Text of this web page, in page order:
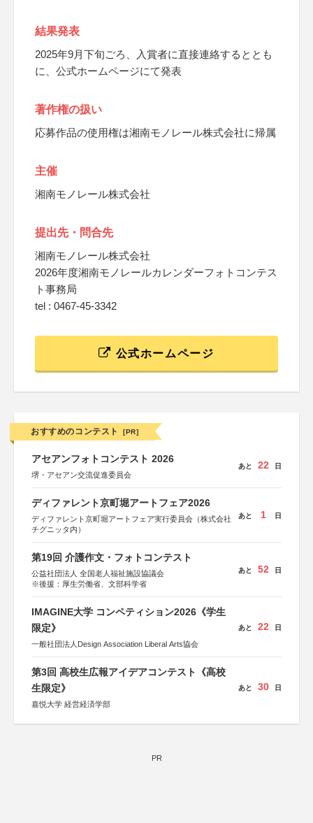
結果発表
2025年9月下旬ごろ、入賞者に直接連絡するととも
に、公式ホームページにて発表
著作権の扱い
応募作品の使用権は湘南モノレール株式会社に帰属
主催
湘南モノレール株式会社
提出先・問合先
湘南モノレール株式会社
2026年度湘南モノレールカレンダーフォトコンテス
ト事務局
tel : 0467-45-3342
公式ホームページ
おすすめのコンテスト [PR]
アセアンフォトコンテスト 2026
堺・アセアン交流促進委員会
あと 22 日
ディファレント京町堀アートフェア2026
ディファレント京町堀アートフェア実行委員会（株式会社
チグニッタ内）
あと 1 日
第19回 介護作文・フォトコンテスト
公益社団法人 全国老人福祉施設協議会
※後援：厚生労働省、文部科学省
あと 52 日
IMAGINE大学 コンペティション2026《学生
限定》
一般社団法人Design Association Liberal Arts協会
あと 22 日
第3回 高校生広報アイデアコンテスト《高校
生限定》
嘉悦大学 経営経済学部
あと 30 日
PR